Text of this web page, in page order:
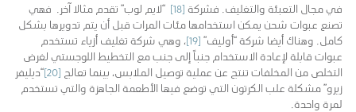
في مجال التعبئة والتغليف. فشركة [18]
“لايم لوب” تقدم مثالا آخر. فهي
تصنع عبوات شحن يمكن استخدامها مئات المرات قبل أن يتم تدويرها بشكل
كامل. وهناك أيضا شركة “أوليف” [19]
، وهي شركة تغليف أزياء تستخدم
عبوات قابلة لإعادة الاستخدام جنباً إلى جنب مع التخطيط اللوجستي لغرض
التخلص من المخلفات تنتج عن عملية توصيل الملابس، بينما تعالج [20]
“ديليفر
زيرو” مشكلة علب الكرتون التي توضع فيها الأطعمة الجاهزة والتي تستخدم
لمرة واحدة.